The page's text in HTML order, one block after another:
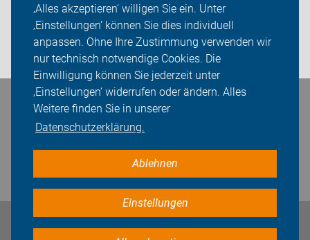
‚Alles akzeptieren‘ willigen Sie ein. Unter
‚Einstellungen‘ können Sie dies individuell
anpassen. Ohne Ihre Zustimmung verwenden wir
nur technisch notwendige Cookies. Die
Einwilligung können Sie jederzeit unter
‚Einstellungen‘ widerrufen oder ändern. Alles
Weitere finden Sie in unserer
Datenschutzerklärung.
Ablehnen
Einstellungen
Presse
Login
Bleiben Sie in Kontakt